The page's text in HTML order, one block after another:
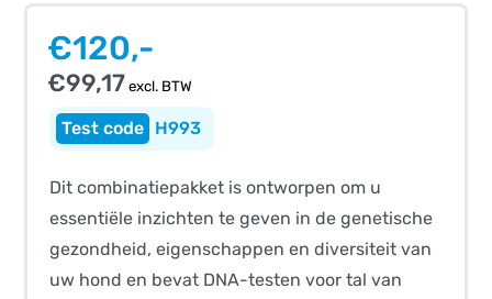
€120,-
€99,17 excl. BTW
H993
Dit combinatiepakket is ontworpen om u
essentiële inzichten te geven in de genetische
gezondheid, eigenschappen en diversiteit van
uw hond en bevat DNA-testen voor tal van